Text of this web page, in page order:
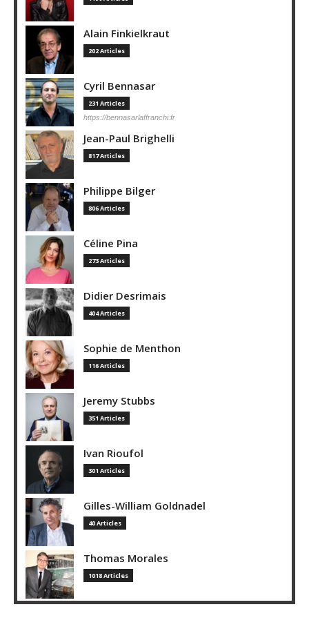
Alain Finkielkraut
202 Articles
Cyril Bennasar
231 Articles
https://bennasarlaffranchi.fr
Jean-Paul Brighelli
817 Articles
Philippe Bilger
806 Articles
Céline Pina
273 Articles
Didier Desrimais
404 Articles
Sophie de Menthon
116 Articles
Jeremy Stubbs
351 Articles
Ivan Rioufol
301 Articles
Gilles-William Goldnadel
40 Articles
Thomas Morales
1018 Articles